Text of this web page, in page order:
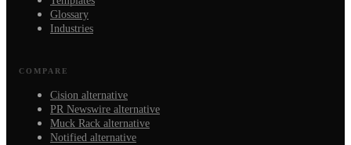
Glossary
Industries
COMPARE
Cision alternative
PR Newswire alternative
Muck Rack alternative
Notified alternative